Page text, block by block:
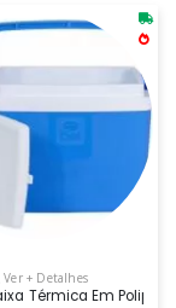
Lembrada Em
Ver + Detalhes
Térmica Em